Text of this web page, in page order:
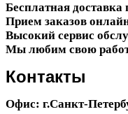
Бесплатная
Прием заказов
Высокий сервис
Мы любим свою
Контакты
Офис: г.Санкт-